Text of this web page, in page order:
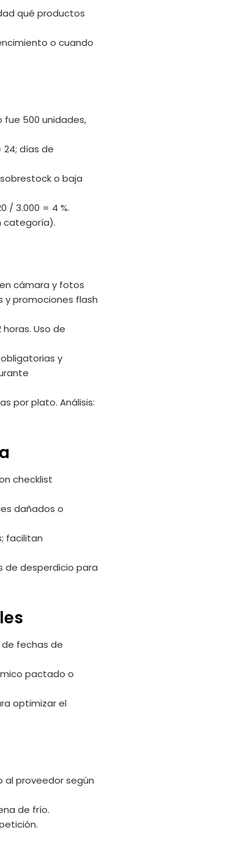
qué productos
o cuando
fue 500 unidades,
24; días de
o baja
/ 3.000 = 4 %.
categoría).
cámara y fotos
y promociones flash
Uso de
y
por plato. Análisis:
checklist
dañados o
facilitan
de desperdicio para
fechas de
pactado o
optimizar el
proveedor según
de frío.